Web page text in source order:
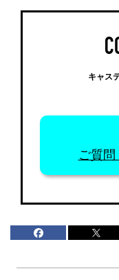
キャス
ご質問